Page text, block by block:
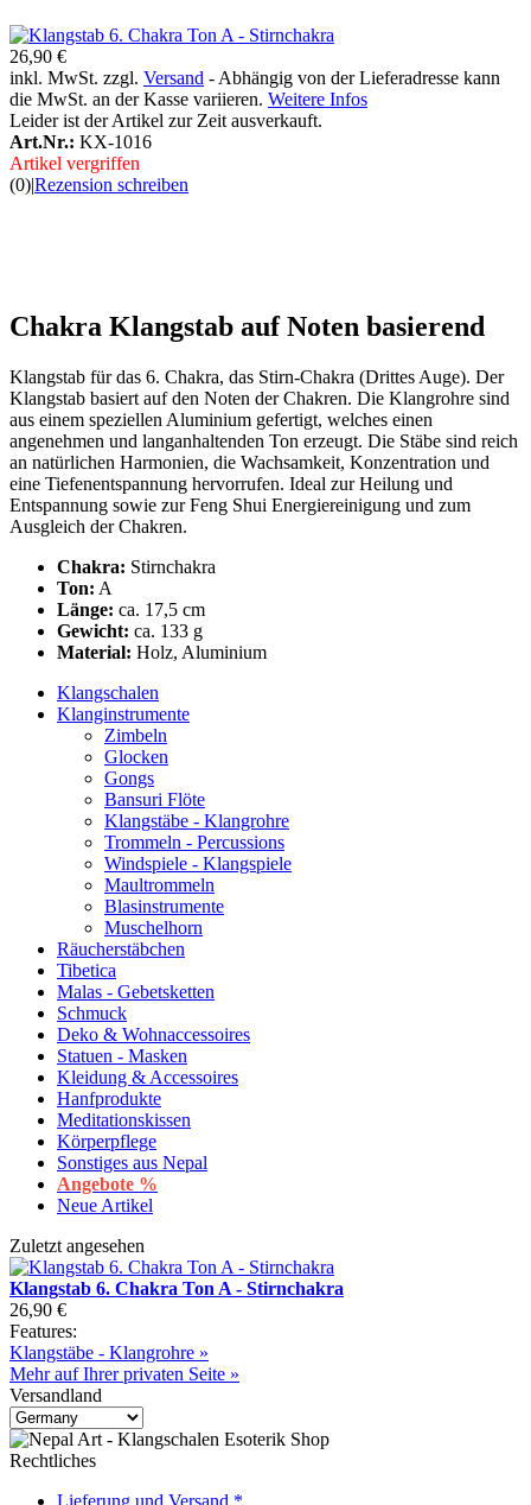
26,90 €
inkl. MwSt. zzgl. Versand - Abhängig von der Lieferadresse kann
die MwSt. an der Kasse variieren. Weitere Infos
Leider ist der Artikel zur Zeit ausverkauft.
Art.Nr.: KX-1016
Artikel vergriffen
(0)|Rezension schreiben
Chakra Klangstab auf Noten basierend
Klangstab für das 6. Chakra, das Stirn-Chakra (Drittes Auge). Der
Klangstab basiert auf den Noten der Chakren. Die Klangrohre sind
aus einem speziellen Aluminium gefertigt, welches einen
angenehmen und langanhaltenden Ton erzeugt. Die Stäbe sind reich
an natürlichen Harmonien, die Wachsamkeit, Konzentration und
eine Tiefenentspannung hervorrufen. Ideal zur Heilung und
Entspannung sowie zur Feng Shui Energiereinigung und zum
Ausgleich der Chakren.
Chakra: Stirnchakra
Ton: A
Länge: ca. 17,5 cm
Gewicht: ca. 133 g
Material: Holz, Aluminium
Klangschalen
Klanginstrumente
Zimbeln
Glocken
Gongs
Bansuri Flöte
Klangstäbe - Klangrohre
Trommeln - Percussions
Windspiele - Klangspiele
Maultrommeln
Blasinstrumente
Muschelhorn
Räucherstäbchen
Tibetica
Malas - Gebetsketten
Schmuck
Deko & Wohnaccessoires
Statuen - Masken
Kleidung & Accessoires
Hanfprodukte
Meditationskissen
Körperpflege
Sonstiges aus Nepal
Angebote %
Neue Artikel
Zuletzt angesehen
Klangstab 6. Chakra Ton A - Stirnchakra
26,90 €
Features:
Klangstäbe - Klangrohre »
Mehr auf Ihrer privaten Seite »
Versandland
Rechtliches
Lieferung und Versand *